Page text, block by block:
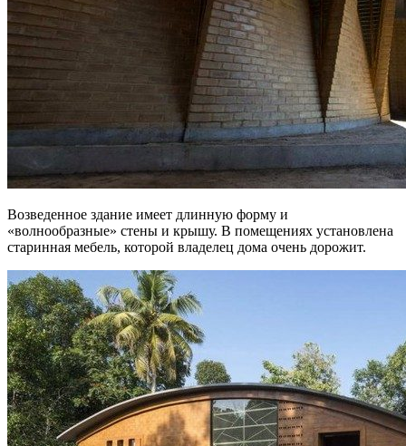
Возведенное здание имеет длинную форму и
«волнообразные» стены и крышу. В помещениях установлена
старинная мебель, которой владелец дома очень дорожит.